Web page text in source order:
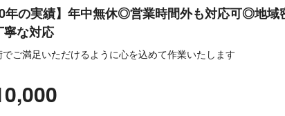
年の実績】年中無休◎営業時間外も対応可◎地域
な対応
ご満足いただけるように心を込めて作業いたします